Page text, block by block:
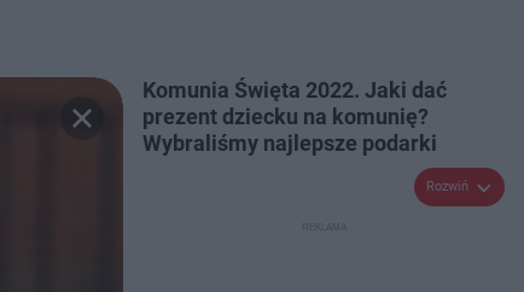
Komunia Święta 2022. Jaki dać
prezent dziecku na komunię?
Wybraliśmy najlepsze podarki
Rozwiń